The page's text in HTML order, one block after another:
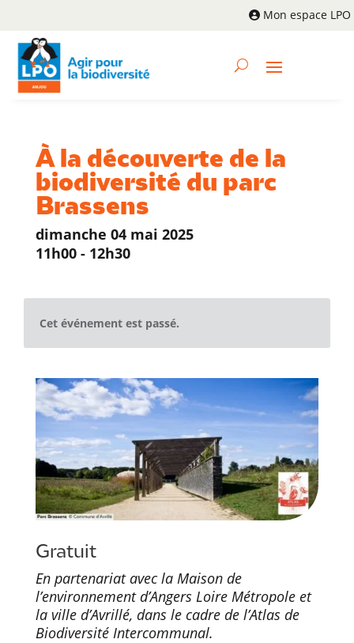
Mon espace LPO
À la découverte de la
biodiversité du parc
Brassens
dimanche 04 mai 2025
11h00 - 12h30
Cet événement est passé.
Gratuit
En partenariat avec la Maison de
l’environnement d’Angers Loire Métropole et
la ville d’Avrillé, dans le cadre de l’Atlas de
Biodiversité Intercommunal.